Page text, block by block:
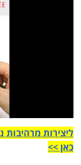
ליצירות מרהיבות
כאן >>